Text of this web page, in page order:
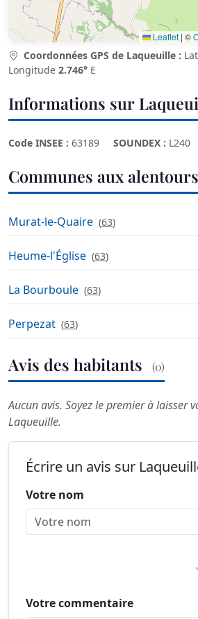
Leaflet | ©
Coordonnées GPS de Laqueuille :
Longitude 2.746° E
Informations sur
Code INSEE : 63189 SOUNDEX : L240
Communes aux
Murat-le-Quaire (63)
Heume-l'Église (63)
La Bourboule (63)
Perpezat (63)
Avis des habitants (0)
Aucun avis. Soyez le premier à laisser
Laqueuille.
Écrire un avis sur
Votre nom
Votre commentaire